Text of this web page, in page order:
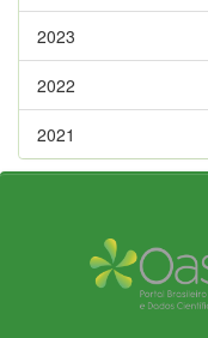
2023
2022
2021